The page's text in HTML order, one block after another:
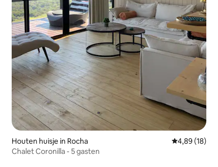
Houten huisje in Rocha Gemiddelde
4,89 (18)
Chalet Coronilla - 5 gasten